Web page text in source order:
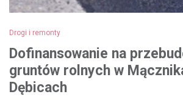
Drogi i remonty
Dofinansowanie na
gruntów rolnych w
Dębicach